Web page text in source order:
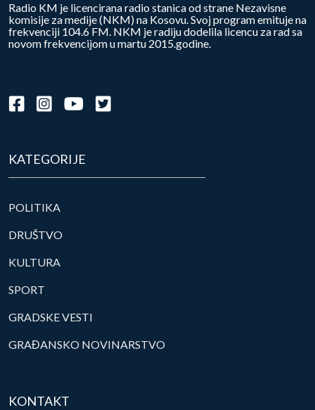
Radio KM je licencirana radio stanica od strane Nezavisne
komisije za medije (NKM) na Kosovu. Svoj program emituje na
frekvenciji 104.6 FM. NKM je radiju dodelila licencu za rad sa
novom frekvencijom u martu 2015.godine.
KATEGORIJE
POLITIKA
DRUŠTVO
KULTURA
SPORT
GRADSKE VESTI
GRAĐANSKO NOVINARSTVO
KONTAKT